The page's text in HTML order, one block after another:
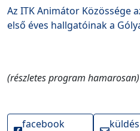
Az ITK Animátor Közössége
első éves hallgatóinak a
(részletes program hamarosan)
facebook